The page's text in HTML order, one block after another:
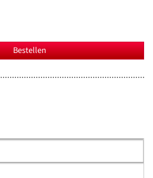
Bestellen